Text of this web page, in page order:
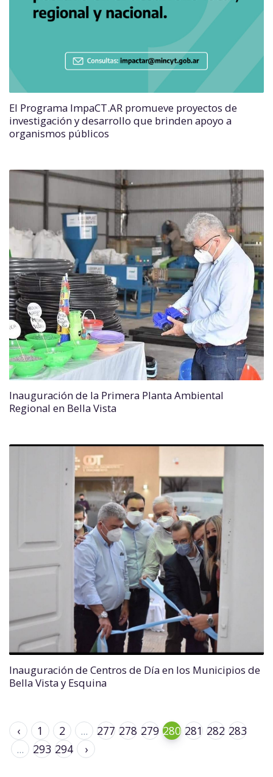
El Programa ImpaCT.AR promueve proyectos de
investigación y desarrollo que brinden apoyo a
organismos públicos
Inauguración de la Primera Planta Ambiental
Regional en Bella Vista
Inauguración de Centros de Día en los Municipios de
Bella Vista y Esquina
‹ 1 2 ... 277 278 279 280 281 282 283
...
293 294 ›